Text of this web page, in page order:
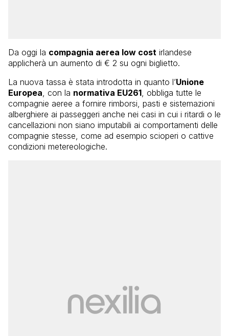
Da oggi la compagnia aerea low cost irlandese
applicherà un aumento di € 2 su ogni biglietto.
La nuova tassa è stata introdotta in quanto l’Unione
Europea, con la normativa EU261, obbliga tutte le
compagnie aeree a fornire rimborsi, pasti e sistemazioni
alberghiere ai passeggeri anche nei casi in cui i ritardi o le
cancellazioni non siano imputabili ai comportamenti delle
compagnie stesse, come ad esempio scioperi o cattive
condizioni metereologiche.